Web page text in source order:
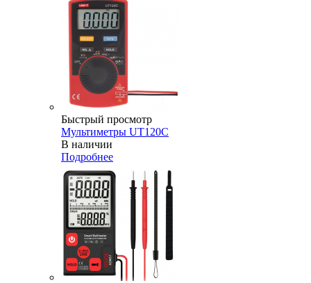
Быстрый просмотр
Мультиметры UT120C
В наличии
Подробнее